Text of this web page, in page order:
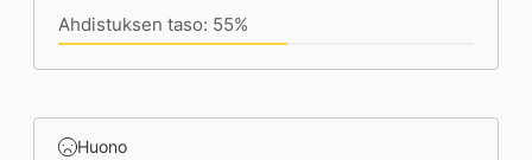
Ahdistuksen taso: 55%
Huono